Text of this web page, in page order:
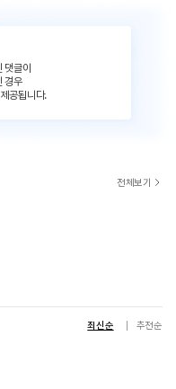
댓글이
경우
공됩니다.
전체보기
최신순 추천순